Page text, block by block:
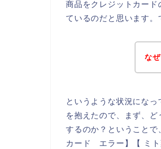
商品をクレジットカー
ているのだと思います。
な
というような状況にな
を抱えたので、まず、
するのか？ということで
カード エラー】【 ミ